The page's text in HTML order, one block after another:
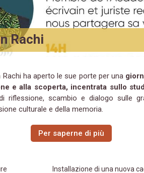
Rachi
ha aperto le sue porte per una
e alla scoperta, incentrata sullo
riflessione, scambio e dialogo sulle
culturale e della memoria.
Per saperne di più
Installazione di una nuova